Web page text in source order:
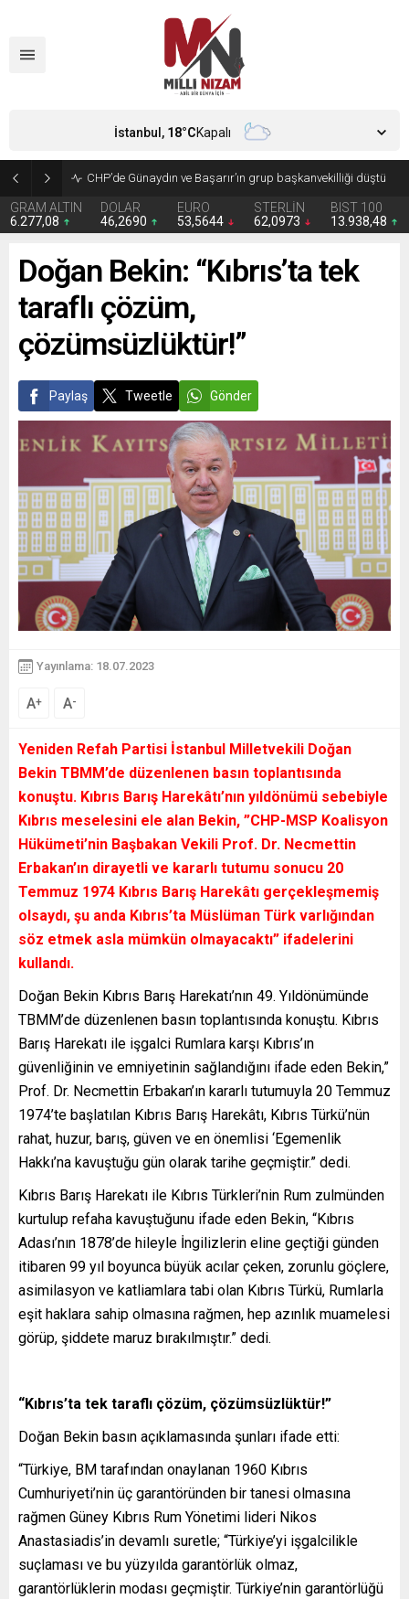
CHP’de Günaydın ve Başarır’ın grup başkanvekilliği düştü
GRAM ALTIN
6.277,08
DOLAR
46,2690
EURO
53,5644
STERLİN
62,0973
BIST 100
13.938,48
İstanbul, 18°CKapalı
Doğan Bekin: “Kıbrıs’ta tek
taraflı çözüm,
çözümsüzlüktür!”
Paylaş Tweetle Gönder
Yayınlama: 18.07.2023
A+ A-
Yeniden Refah Partisi İstanbul Milletvekili Doğan
Bekin TBMM’de düzenlenen basın toplantısında
konuştu. Kıbrıs Barış Harekâtı’nın yıldönümü sebebiyle
Kıbrıs meselesini ele alan Bekin, ”CHP-MSP Koalisyon
Hükümeti’nin Başbakan Vekili Prof. Dr. Necmettin
Erbakan’ın dirayetli ve kararlı tutumu sonucu 20
Temmuz 1974 Kıbrıs Barış Harekâtı gerçekleşmemiş
olsaydı, şu anda Kıbrıs’ta Müslüman Türk varlığından
söz etmek asla mümkün olmayacaktı” ifadelerini
kullandı.
Doğan Bekin Kıbrıs Barış Harekatı’nın 49. Yıldönümünde
TBMM’de düzenlenen basın toplantısında konuştu. Kıbrıs
Barış Harekatı ile işgalci Rumlara karşı Kıbrıs’ın
güvenliğinin ve emniyetinin sağlandığını ifade eden Bekin,”
Prof. Dr. Necmettin Erbakan’ın kararlı tutumuyla 20 Temmuz
1974’te başlatılan Kıbrıs Barış Harekâtı, Kıbrıs Türkü’nün
rahat, huzur, barış, güven ve en önemlisi ‘Egemenlik
Hakkı’na kavuştuğu gün olarak tarihe geçmiştir.” dedi.
Kıbrıs Barış Harekatı ile Kıbrıs Türkleri’nin Rum zulmünden
kurtulup refaha kavuştuğunu ifade eden Bekin, “Kıbrıs
Adası’nın 1878’de hileyle İngilizlerin eline geçtiği günden
itibaren 99 yıl boyunca büyük acılar çeken, zorunlu göçlere,
asimilasyon ve katliamlara tabi olan Kıbrıs Türkü, Rumlarla
eşit haklara sahip olmasına rağmen, hep azınlık muamelesi
görüp, şiddete maruz bırakılmıştır.” dedi.
“Kıbrıs’ta tek taraflı çözüm, çözümsüzlüktür!”
Doğan Bekin basın açıklamasında şunları ifade etti:
“Türkiye, BM tarafından onaylanan 1960 Kıbrıs
Cumhuriyeti’nin üç garantöründen bir tanesi olmasına
rağmen Güney Kıbrıs Rum Yönetimi lideri Nikos
Anastasiadis’in devamlı suretle; “Türkiye’yi işgalcilikle
suçlaması ve bu yüzyılda garantörlük olmaz,
garantörlüklerin modası geçmiştir. Türkiye’nin garantörlüğü